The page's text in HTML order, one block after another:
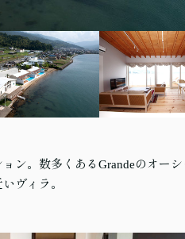
ン。数多くあるGrandeのオー
ヴィラ。